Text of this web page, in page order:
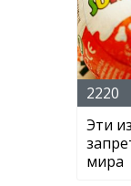
2220
Эти
мира